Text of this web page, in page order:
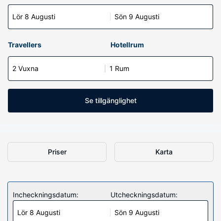
Lör 8 Augusti Sön 9 Augusti
Travellers Hotellrum
2 Vuxna 1 Rum
Se tillgänglighet
Priser Karta
Incheckningsdatum:
Lör 8 Augusti
Utcheckningsdatum:
Sön 9 Augusti